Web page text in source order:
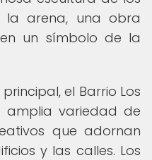
la arena, una obra
un símbolo de la
el Barrio Los
amplia variedad de
que adornan
y las calles. Los